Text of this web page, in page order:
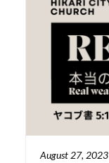
August 27, 2023